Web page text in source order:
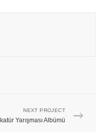
NEXT PROJECT
Yarışması Albümü